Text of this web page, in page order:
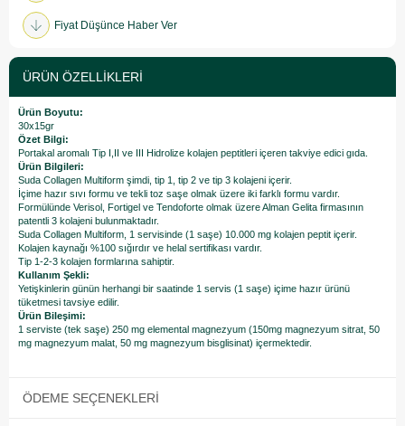
Fiyat Düşünce Haber Ver
ÜRÜN ÖZELLIKLERI
Ürün Boyutu:
30x15gr
Özet Bilgi:
Portakal aromalı Tip I,II ve III Hidrolize kolajen peptitleri içeren takviye edici gıda.
Ürün Bilgileri:
Suda Collagen Multiform şimdi, tip 1, tip 2 ve tip 3 kolajeni içerir.
İçime hazır sıvı formu ve tekli toz saşe olmak üzere iki farklı formu vardır.
Formülünde Verisol, Fortigel ve Tendoforte olmak üzere Alman Gelita firmasının
patentli 3 kolajeni bulunmaktadır.
Suda Collagen Multiform, 1 servisinde (1 saşe) 10.000 mg kolajen peptit içerir.
Kolajen kaynağı %100 sığırdır ve helal sertifikası vardır.
Tip 1-2-3 kolajen formlarına sahiptir.
Kullanım Şekli:
Yetişkinlerin günün herhangi bir saatinde 1 servis (1 saşe) içime hazır ürünü
tüketmesi tavsiye edilir.
Ürün Bileşimi:
1 serviste (tek saşe) 250 mg elemental magnezyum (150mg magnezyum sitrat, 50
mg magnezyum malat, 50 mg magnezyum bisglisinat) içermektedir.
ÖDEME SEÇENEKLERI